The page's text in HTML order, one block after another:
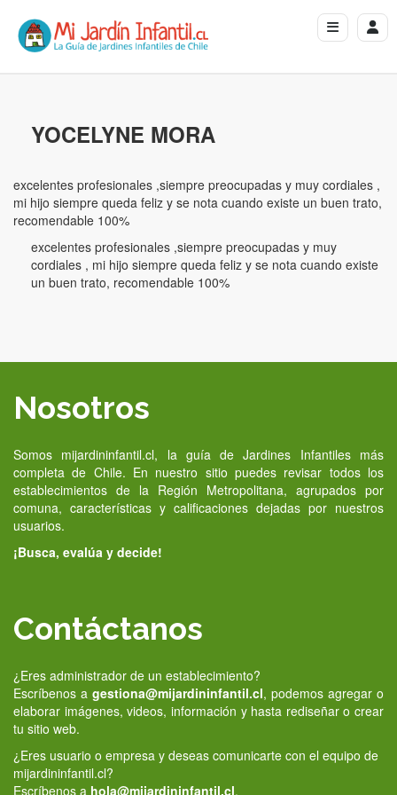
YOCELYNE MORA
excelentes profesionales ,siempre preocupadas y muy cordiales ,
mi hijo siempre queda feliz y se nota cuando existe un buen trato,
recomendable 100%
excelentes profesionales ,siempre preocupadas y muy
cordiales , mi hijo siempre queda feliz y se nota cuando existe
un buen trato, recomendable 100%
Nosotros
Somos mijardininfantil.cl, la guía de Jardines Infantiles más
completa de Chile. En nuestro sitio puedes revisar todos los
establecimientos de la Región Metropolitana, agrupados por
comuna, características y calificaciones dejadas por nuestros
usuarios.
¡Busca, evalúa y decide!
Contáctanos
¿Eres administrador de un establecimiento?
Escríbenos a gestiona@mijardininfantil.cl, podemos agregar o
elaborar imágenes, videos, información y hasta rediseñar o crear
tu sitio web.
¿Eres usuario o empresa y deseas comunicarte con el equipo de
mijardininfantil.cl?
Escríbenos a hola@mijardininfantil.cl.